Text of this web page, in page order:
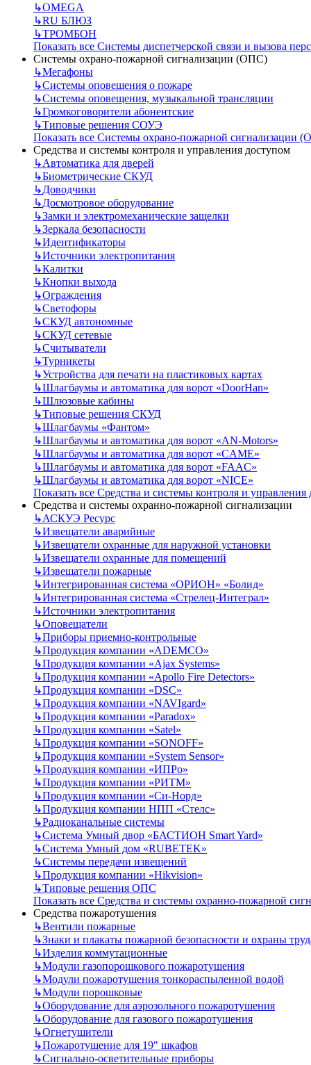
↳OMEGA
↳RU БЛЮЗ
↳ТРОМБОН
Показать все Системы диспетчерской связи и вызова
Системы охрано-пожарной сигнализации (ОПС)
↳Мегафоны
↳Системы оповещения о пожаре
↳Системы оповещения, музыкальной трансляции
↳Громкоговорители абонентские
↳Типовые решения СОУЭ
Показать все Системы охрано-пожарной сигнализации
Средства и системы контроля и управления доступом
↳Автоматика для дверей
↳Биометрические СКУД
↳Доводчики
↳Досмотровое оборудование
↳Замки и электромеханические защелки
↳Зеркала безопасности
↳Идентификаторы
↳Источники электропитания
↳Калитки
↳Кнопки выхода
↳Ограждения
↳Светофоры
↳СКУД автономные
↳СКУД сетевые
↳Считыватели
↳Турникеты
↳Устройства для печати на пластиковых картах
↳Шлагбаумы и автоматика для ворот «DoorHan»
↳Шлюзовые кабины
↳Типовые решения СКУД
↳Шлагбаумы «Фантом»
↳Шлагбаумы и автоматика для ворот «AN-Motors»
↳Шлагбаумы и автоматика для ворот «CAME»
↳Шлагбаумы и автоматика для ворот «FAAC»
↳Шлагбаумы и автоматика для ворот «NICE»
Показать все Средства и системы контроля и управления
Средства и системы охранно-пожарной сигнализации
↳АСКУЭ Ресурс
↳Извещатели аварийные
↳Извещатели охранные для наружной установки
↳Извещатели охранные для помещений
↳Извещатели пожарные
↳Интегрированная система «ОРИОН» «Болид»
↳Интегрированная система «Стрелец-Интеграл»
↳Источники электропитания
↳Оповещатели
↳Приборы приемно-контрольные
↳Продукция компании «ADEMCO»
↳Продукция компании «Ajax Systems»
↳Продукция компании «Apollo Fire Detectors»
↳Продукция компании «DSC»
↳Продукция компании «NAVIgard»
↳Продукция компании «Paradox»
↳Продукция компании «Satel»
↳Продукция компании «SONOFF»
↳Продукция компании «System Sensor»
↳Продукция компании «ИПРо»
↳Продукция компании «РИТМ»
↳Продукция компании «Си-Норд»
↳Продукция компании НПП «Стелс»
↳Радиоканальные системы
↳Система Умный двор «БАСТИОН Smart Yard»
↳Система Умный дом «RUBETEK»
↳Системы передачи извещений
↳Продукция компании «Hikvision»
↳Типовые решения ОПС
Показать все Средства и системы охранно-пожарной
Средства пожаротушения
↳Вентили пожарные
↳Знаки и плакаты пожарной безопасности и охраны
↳Изделия коммутационные
↳Модули газопорошкового пожаротушения
↳Модули пожаротушения тонкораспыленной водой
↳Модули порошковые
↳Оборудование для аэрозольного пожаротушения
↳Оборудование для газового пожаротушения
↳Огнетушители
↳Пожаротушение для 19" шкафов
↳Сигнально-осветительные приборы